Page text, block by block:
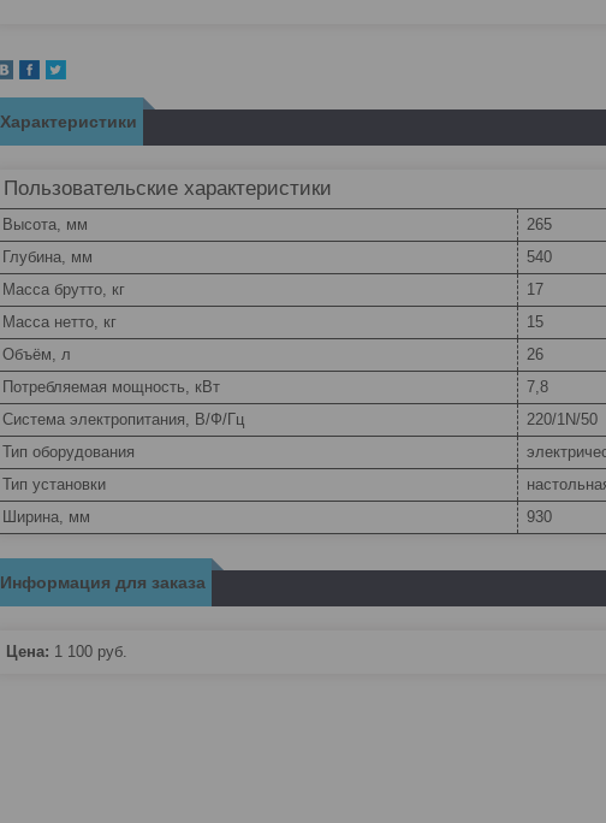
Характеристики
Пользовательские характеристики
Высота, мм
265
Глубина, мм
540
Масса брутто, кг
17
Масса нетто, кг
15
Объём, л
26
Потребляемая мощность, кВт
7,8
Система электропитания, В/Ф/Гц
220/1N/50
Тип оборудования
Тип установки
Ширина, мм
930
Информация для заказа
Цена: 1 100 руб.